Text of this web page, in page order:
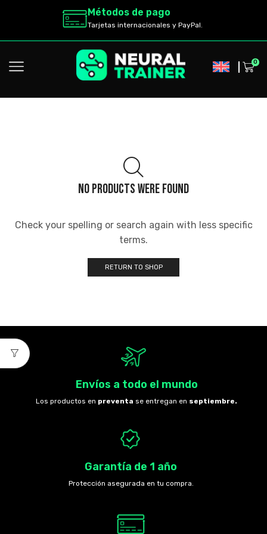
Métodos de pago
Tarjetas internacionales y PayPal.
0
NO PRODUCTS WERE FOUND
Check your spelling or search again with less specific
terms.
RETURN TO SHOP
Envíos a todo el mundo
Los productos en preventa se entregan en septiembre.
Garantía de 1 año
Protección asegurada en tu compra.